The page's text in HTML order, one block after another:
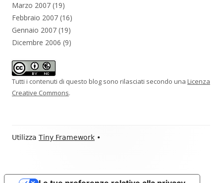
Marzo 2007 (19)
Febbraio 2007 (16)
Gennaio 2007 (19)
Dicembre 2006 (9)
Tutti i contenuti di questo blog sono rilasciati secondo una Licenza
Creative Commons.
Contenuto
Utilizza Tiny Framework •